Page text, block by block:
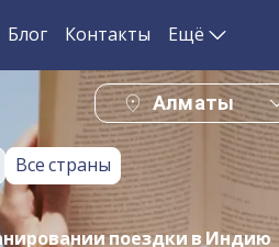
Блог Контакты Ещё
Алматы
Все страны
поездки в Индию